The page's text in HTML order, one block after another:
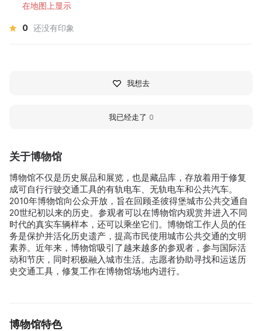
关于博物馆
博物馆不仅是历史展品和展览，也是藏品库，存放着用于修复
成可自行行驶交通工具的有轨电车、无轨电车和公共汽车。
2010年博物馆向公众开放，旨在回顾圣彼得堡城市公共交通自
20世纪初以来的历史。参观者可以在博物馆内观赏并进入不同
时代的真实车辆样本，还可以乘坐它们。博物馆工作人员的任
务是保护并活化历史遗产，提高市民使用城市公共交通的文明
素养。近年来，博物馆吸引了越来越多的参观者，参与国际活
动和节庆，同时积极融入城市生活。志愿者协助寻找和运送历
史交通工具，修复工作在博物馆场地内进行。
博物馆特色
在地图上显示
0 还没有印象
我想去
我已经走了 0